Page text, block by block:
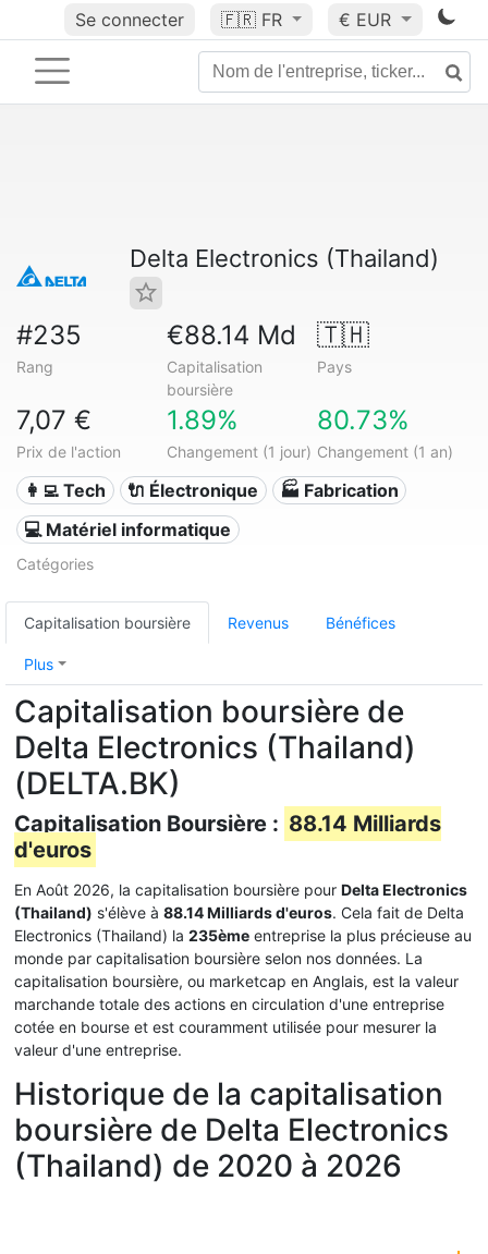
Se connecter 🇫🇷 FR € EUR
Delta Electronics (Thailand)
#235
Rang
€88.14 Md
Capitalisation
boursière
🇹🇭
Pays
7,07 €
Prix de l'action
1.89%
Changement (1 jour)
80.73%
Changement (1 an)
👩‍💻 Tech 🔌 Électronique
🏭 Fabrication
💻 Matériel informatique
Catégories
Capitalisation boursière Revenus Bénéfices
Plus
Capitalisation boursière de
Delta Electronics (Thailand)
(DELTA.BK)
Capitalisation Boursière : 88.14 Milliards
d'euros
En Août 2026, la capitalisation boursière pour Delta Electronics
(Thailand) s'élève à 88.14 Milliards d'euros. Cela fait de Delta
Electronics (Thailand) la 235ème entreprise la plus précieuse au
monde par capitalisation boursière selon nos données. La
capitalisation boursière, ou marketcap en Anglais, est la valeur
marchande totale des actions en circulation d'une entreprise
cotée en bourse et est couramment utilisée pour mesurer la
valeur d'une entreprise.
Historique de la capitalisation
boursière de Delta Electronics
(Thailand) de 2020 à 2026